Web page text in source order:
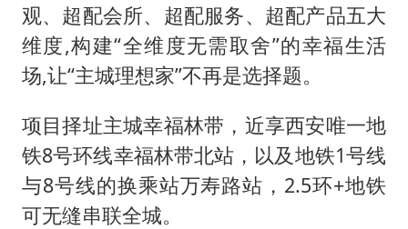
观、超配会所、超配服务、超配产品五大
维度,构建“全维度无需取舍”的幸福生活
场,让“主城理想家”不再是选择题。
项目择址主城幸福林带，近享西安唯一地
铁8号环线幸福林带北站，以及地铁1号线
与8号线的换乘站万寿路站，2.5环+地铁
可无缝串联全城。